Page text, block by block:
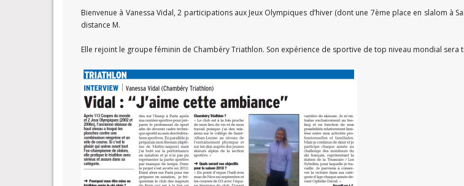
Bienvenue à Vanessa Vidal, 2 participations aux Jeux Olympiques d’hiver (dont une 7ème place en slalom à
distance M.
Elle rejoint le groupe féminin de Chambéry Triathlon. Son expérience de sportive de top niveau mondial sera